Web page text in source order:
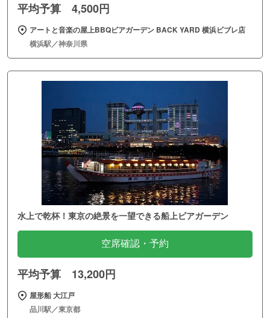
平均予算 4,500円
アートと音楽の屋上BBQビアガーデン BACK YARD 横浜ビブレ店
横浜駅／神奈川県
水上で乾杯！東京の絶景を一望できる船上ビアガーデン
空席確認・予約
平均予算 13,200円
屋形船 大江戸
品川駅／東京都